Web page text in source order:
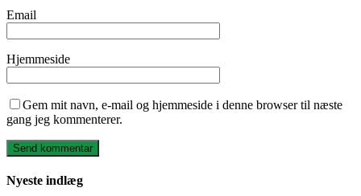
Email
Hjemmeside
Gem mit navn, e-mail og hjemmeside i denne browser til næste
gang jeg kommenterer.
Nyeste indlæg